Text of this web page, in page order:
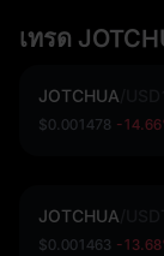
เทรด
JOTCHUA
$0.001478 -
JOTCHUA
$0.001463 -